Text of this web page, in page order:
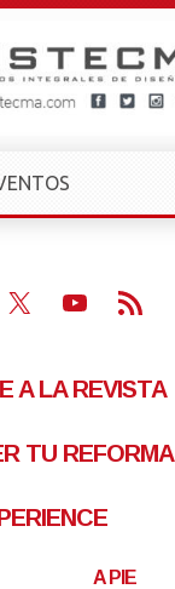
»
X Youtube
Feed RSS
A LA REVISTA
TU REFORMA
A PIE